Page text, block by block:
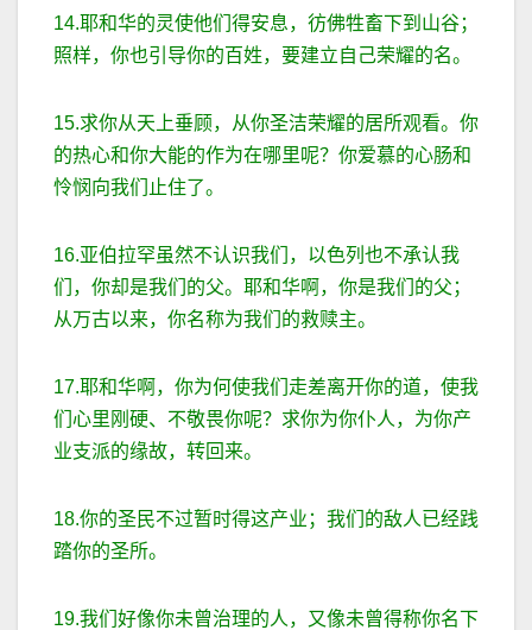
14.耶和华的灵使他们得安息，彷佛牲畜下到山谷；
照样，你也引导你的百姓，要建立自己荣耀的名。
15.求你从天上垂顾，从你圣洁荣耀的居所观看。你
的热心和你大能的作为在哪里呢？你爱慕的心肠和
怜悯向我们止住了。
16.亚伯拉罕虽然不认识我们，以色列也不承认我
们，你却是我们的父。耶和华啊，你是我们的父；
从万古以来，你名称为我们的救赎主。
17.耶和华啊，你为何使我们走差离开你的道，使我
们心里刚硬、不敬畏你呢？求你为你仆人，为你产
业支派的缘故，转回来。
18.你的圣民不过暂时得这产业；我们的敌人已经践
踏你的圣所。
19.我们好像你未曾治理的人，又像未曾得称你名下